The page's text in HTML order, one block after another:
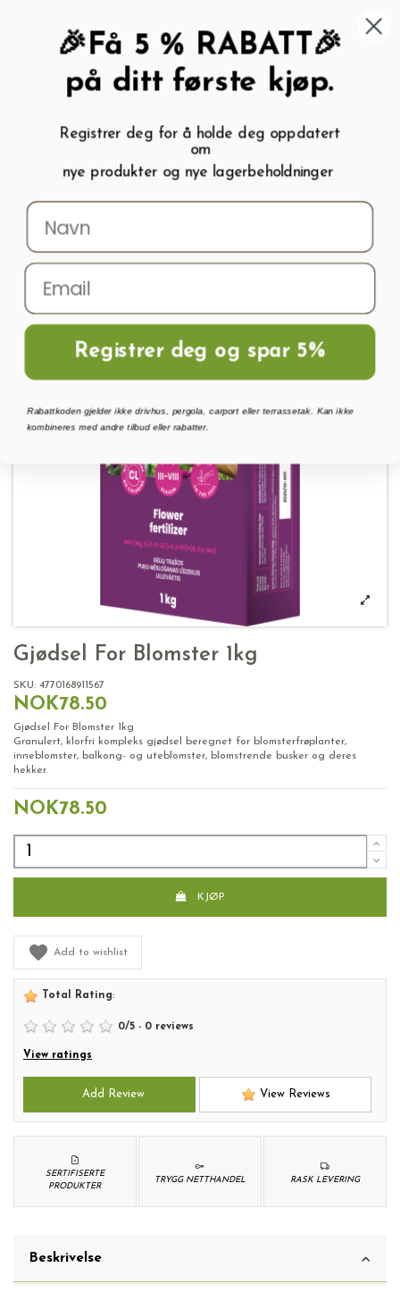
My wishlist ( 0
Menu Søk Logg inn Handlevogn
Hjem
Gjødsel For Blomster 1kg
Gjødsel For Blomster 1kg
SKU: 4770168911567
NOK78.50
Gjødsel For Blomster 1kg
Granulert, klorfri kompleks gjødsel beregnet for blomsterfrøplanter,
inneblomster, balkong- og uteblomster, blomstrende busker og deres
hekker.
NOK78.50
KJØP
Add to wishlist
Total Rating:
0/5 - 0 reviews
View ratings
Add Review View Reviews
RASK LEVERING
TRYGG NETTHANDEL
SERTIFISERTE
PRODUKTER
Beskrivelse
🎉Få 5 % RABATT🎉
på ditt første kjøp.
Registrer deg for å holde deg oppdatert
om
nye produkter og nye lagerbeholdninger
Registrer deg og spar 5%
Rabattkoden gjelder ikke drivhus, pergola, carport eller terrassetak. Kan ikke
kombineres med andre tilbud eller rabatter.